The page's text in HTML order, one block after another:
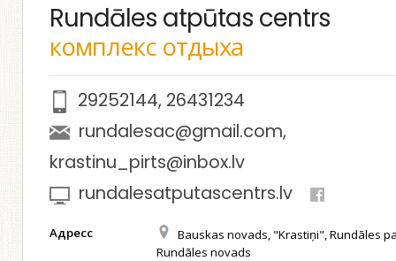
Rundāles atpūtas centrs
комплекс отдыха
29252144, 26431234
rundalesac@gmail.com,
krastinu_pirts@inbox.lv
rundalesatputascentrs.lv
Адресс
Bauskas novads, "Krastiņi", Rundāles
Rundāles novads